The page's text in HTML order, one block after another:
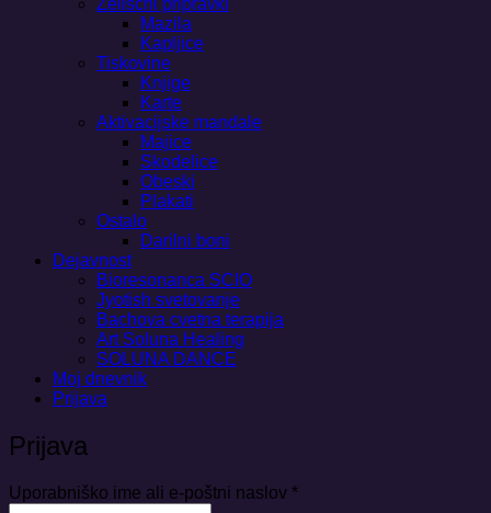
Mazila
Kapljice
Tiskovine
Knjige
Karte
Aktivacijske mandale
Majice
Skodelice
Obeski
Plakati
Ostalo
Darilni boni
Dejavnost
Bioresonanca SCIO
Jyotish svetovanje
Bachova cvetna terapija
Art Soluna Healing
SOLUNA DANCE
Moj dnevnik
Prijava
Prijava
Uporabniško ime ali e-poštni naslov *Zahtevano